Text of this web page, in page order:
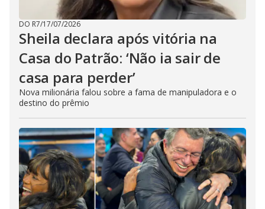
DO R7/17/07/2026
Sheila declara após vitória na
Casa do Patrão: ‘Não ia sair de
casa para perder’
Nova milionária falou sobre a fama de manipuladora e o
destino do prêmio